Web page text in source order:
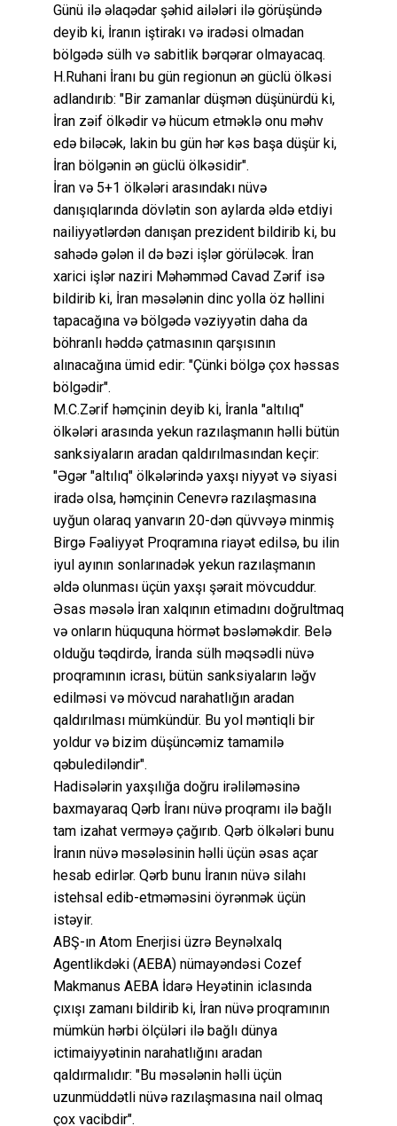
Günü ilə əlaqədar şəhid ailələri ilə görüşündə
deyib ki, İranın iştirakı və iradəsi olmadan
bölgədə sülh və sabitlik bərqərar olmayacaq.
H.Ruhani İranı bu gün regionun ən güclü ölkəsi
adlandırıb: "Bir zamanlar düşmən düşünürdü ki,
İran zəif ölkədir və hücum etməklə onu məhv
edə biləcək, lakin bu gün hər kəs başa düşür ki,
İran bölgənin ən güclü ölkəsidir".
İran və 5+1 ölkələri arasındakı nüvə
danışıqlarında dövlətin son aylarda əldə etdiyi
nailiyyətlərdən danışan prezident bildirib ki, bu
sahədə gələn il də bəzi işlər görüləcək. İran
xarici işlər naziri Məhəmməd Cavad Zərif isə
bildirib ki, İran məsələnin dinc yolla öz həllini
tapacağına və bölgədə vəziyyətin daha da
böhranlı həddə çatmasının qarşısının
alınacağına ümid edir: "Çünki bölgə çox həssas
bölgədir".
M.C.Zərif həmçinin deyib ki, İranla "altılıq"
ölkələri arasında yekun razılaşmanın həlli bütün
sanksiyaların aradan qaldırılmasından keçir:
"Əgər "altılıq" ölkələrində yaxşı niyyət və siyasi
iradə olsa, həmçinin Cenevrə razılaşmasına
uyğun olaraq yanvarın 20-dən qüvvəyə minmiş
Birgə Fəaliyyət Proqramına riayət edilsə, bu ilin
iyul ayının sonlarınadək yekun razılaşmanın
əldə olunması üçün yaxşı şərait mövcuddur.
Əsas məsələ İran xalqının etimadını doğrultmaq
və onların hüququna hörmət bəsləməkdir. Belə
olduğu təqdirdə, İranda sülh məqsədli nüvə
proqramının icrası, bütün sanksiyaların ləğv
edilməsi və mövcud narahatlığın aradan
qaldırılması mümkündür. Bu yol məntiqli bir
yoldur və bizim düşüncəmiz tamamilə
qəbulediləndir".
Hadisələrin yaxşılığa doğru irəliləməsinə
baxmayaraq Qərb İranı nüvə proqramı ilə bağlı
tam izahat verməyə çağırıb. Qərb ölkələri bunu
İranın nüvə məsələsinin həlli üçün əsas açar
hesab edirlər. Qərb bunu İranın nüvə silahı
istehsal edib-etməməsini öyrənmək üçün
istəyir.
ABŞ-ın Atom Enerjisi üzrə Beynəlxalq
Agentlikdəki (AEBA) nümayəndəsi Cozef
Makmanus AEBA İdarə Heyətinin iclasında
çıxışı zamanı bildirib ki, İran nüvə proqramının
mümkün hərbi ölçüləri ilə bağlı dünya
ictimaiyyətinin narahatlığını aradan
qaldırmalıdır: "Bu məsələnin həlli üçün
uzunmüddətli nüvə razılaşmasına nail olmaq
çox vacibdir".